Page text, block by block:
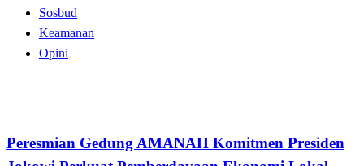
Sosbud
Keamanan
Opini
Peresmian Gedung AMANAH Komitmen Presiden